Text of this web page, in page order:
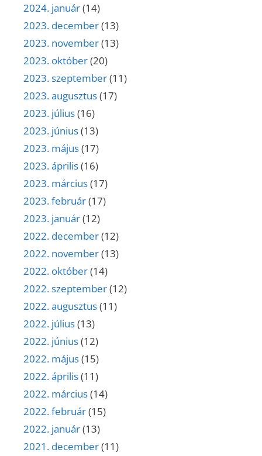
2024. január(14)
2023. december(13)
2023. november(13)
2023. október(20)
2023. szeptember(11)
2023. augusztus(17)
2023. július(16)
2023. június(13)
2023. május(17)
2023. április(16)
2023. március(17)
2023. február(17)
2023. január(12)
2022. december(12)
2022. november(13)
2022. október(14)
2022. szeptember(12)
2022. augusztus(11)
2022. július(13)
2022. június(12)
2022. május(15)
2022. április(11)
2022. március(14)
2022. február(15)
2022. január(13)
2021. december(11)